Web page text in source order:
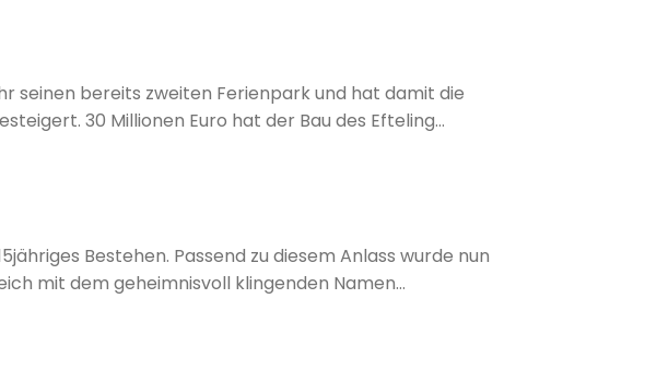
seinen bereits zweiten Ferienpark und hat damit die
30 Millionen Euro hat der Bau des Efteling
Ferienhäusern auch über ein Hotel mit insgesamt
Bestehen. Passend zu diesem Anlass wurde nun
mit dem geheimnisvoll klingenden Namen